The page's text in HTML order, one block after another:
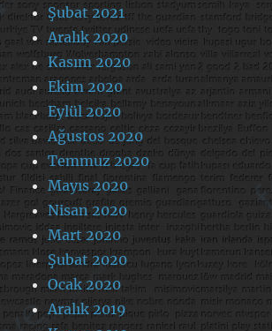
Şubat 2021
Aralık 2020
Kasım 2020
Ekim 2020
Eylül 2020
Ağustos 2020
Temmuz 2020
Mayıs 2020
Nisan 2020
Mart 2020
Şubat 2020
Ocak 2020
Aralık 2019